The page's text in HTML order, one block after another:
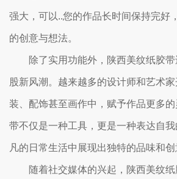
强大，可以..您的作品长时间保持完好
的创意与想法。
除了实用功能外，陕西美纹纸胶
股新风潮。越来越多的设计师和艺术
装、配饰甚至画作中，赋予作品更多
带不仅是一种工具，更是一种表达自
凡的日常生活中展现出独特的品味和创
随着社交媒体的兴起，陕西美纹